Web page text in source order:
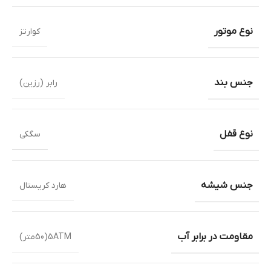
نوع موتور کوارتز
جنس بند رابر (رزین)
نوع قفل سگکی
جنس شیشه هارد کریستال
مقاومت در برابر آب 5ATM(50متر)